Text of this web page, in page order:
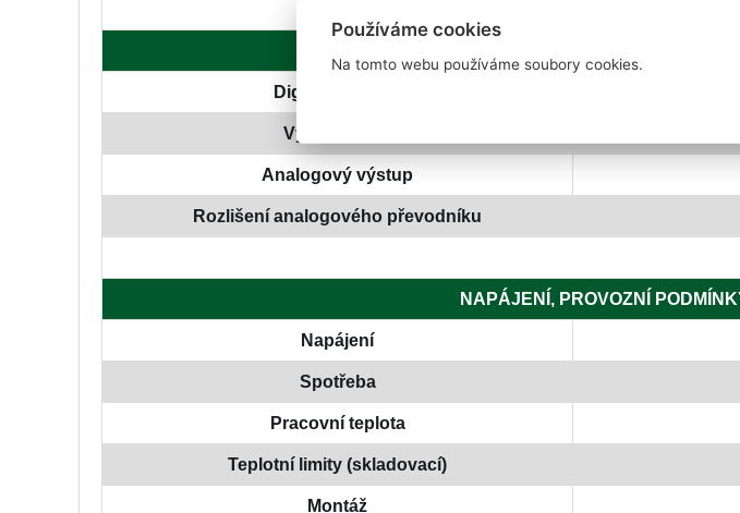
Digitální vstupy
Výstupní relé
Analogový výstup
Rozlišení analogového převodníku
NAPÁJENÍ, PROVOZNÍ
Napájení
Spotřeba
Pracovní teplota
Teplotní limity (skladovací)
Montáž
Používáme cookies
Na tomto webu používáme soubory cookies.